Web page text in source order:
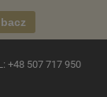
+48 507 717 950